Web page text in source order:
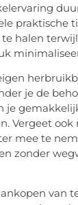
praktische
halen
je de
je
Vergeet ook
mee te
zonder
van